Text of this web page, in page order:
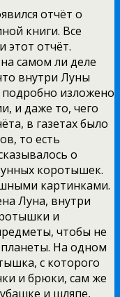
отчёт о
книги. Все
этот отчёт.
самом ли деле
внутри Луны
изложено
и даже то, чего
в газетах было
то есть
о
коротышек.
картинками.
Луна, внутри
и
чтобы не
На одном
с которого
и брюки, сам же
и шляпе,